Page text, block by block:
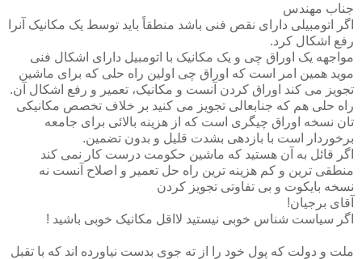
جناب مهندس
اگر اتومبيلی دارای نقص فنی باشد منطقاً بايد توسط يک مکانيک آنرا
رفع اشکال کرد.
مواجهه يک اوراق چی و يک مکانيک با اتومبيل دارای اشکال فنی
مويد همين امر است که اوراق چی اولين راه حلی که برای ماشين
تجويز می کند اوراق کردن آنست و مکانيک، تعمير و رفع اشکال آن.
راه حلی هم که جنابعالی تجويز می کنيد بر خلاف تخصص مکانيکی
تان نسخه اوراق چيگری است که از هزينه بالائی برای جامعه
برخوردار است با بازدهی بشدت قليل و بدون تضمين.
اگر قائل به آن هستيد که ماشين حکومت درست کار نمی کند
منطقی ترين و کم هزينه ترين راه حل تعمير و اصلاح آنست نه
نسخه بايکوت و بی تفاوتی تجويز کردن
آقای برجيان!
اگر سياست شناس خوبی نيستيد لااقل مکانيک خوبی باشيد !
ملت و دولت که پول خود را از ته جوی بدست نياورده اند که با تقبل